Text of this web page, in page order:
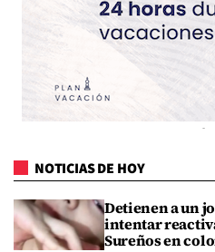
NOTICIAS DE HOY
Detienen a un
intentar
Sureños en